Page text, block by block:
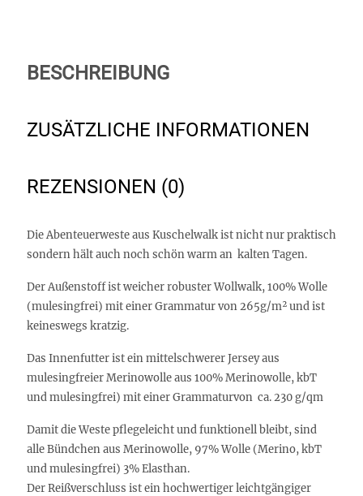
BESCHREIBUNG
ZUSÄTZLICHE INFORMATIONEN
REZENSIONEN (0)
Die Abenteuerweste aus Kuschelwalk ist nicht nur praktisch
sondern hält auch noch schön warm an kalten Tagen.
Der Außenstoff ist weicher robuster Wollwalk, 100% Wolle
(mulesingfrei) mit einer Grammatur von 265g/m² und ist
keineswegs kratzig.
Das Innenfutter ist ein mittelschwerer Jersey aus
mulesingfreier Merinowolle aus 100% Merinowolle, kbT
und mulesingfrei) mit einer Grammaturvon ca. 230 g/qm
Damit die Weste pflegeleicht und funktionell bleibt, sind
alle Bündchen aus Merinowolle, 97% Wolle (Merino, kbT
und mulesingfrei) 3% Elasthan.
Der Reißverschluss ist ein hochwertiger leichtgängiger